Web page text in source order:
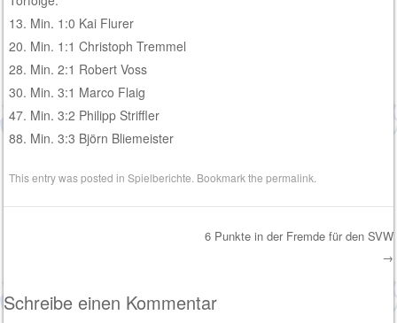
13. Min. 1:0 Kai Flurer
20. Min. 1:1 Christoph Tremmel
28. Min. 2:1 Robert Voss
30. Min. 3:1 Marco Flaig
47. Min. 3:2 Philipp Striffler
88. Min. 3:3 Björn Bliemeister
This entry was posted inSpielberichte . Bookmark thepermalink
6 Punkte in der Fremde für den SVW
→
Schreibe einen Kommentar